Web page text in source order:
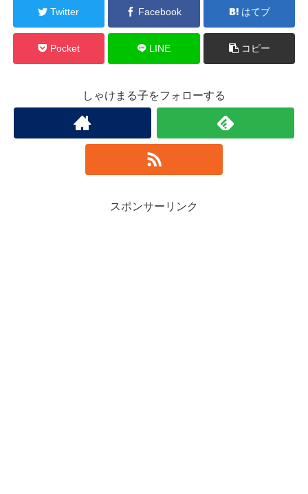
Twitter Facebook はてブ
Pocket LINE コピー
しゃけまる子をフォローする
スポンサーリンク